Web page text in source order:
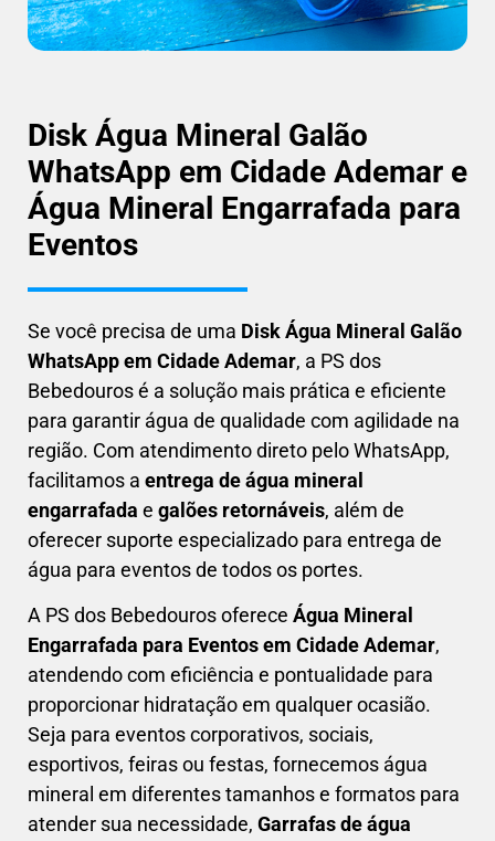
Disk Água Mineral Galão
WhatsApp em Cidade Ademar e
Água Mineral Engarrafada para
Eventos
Se você precisa de uma Disk Água Mineral Galão
WhatsApp em Cidade Ademar, a PS dos
Bebedouros é a solução mais prática e eficiente
para garantir água de qualidade com agilidade na
região. Com atendimento direto pelo WhatsApp,
facilitamos a entrega de água mineral
engarrafada e galões retornáveis, além de
oferecer suporte especializado para entrega de
água para eventos de todos os portes.
A PS dos Bebedouros oferece Água Mineral
Engarrafada para Eventos em Cidade Ademar,
atendendo com eficiência e pontualidade para
proporcionar hidratação em qualquer ocasião.
Seja para eventos corporativos, sociais,
esportivos, feiras ou festas, fornecemos água
mineral em diferentes tamanhos e formatos para
atender sua necessidade, Garrafas de água